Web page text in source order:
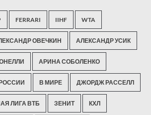
FERRARI IIHF WTA
ОВЕЧКИН АЛЕКСАНДР УСИК
АРИНА СОБОЛЕНКО
В МИРЕ ДЖОРДЖ РАССЕЛЛ
ЛИГА ВТБ ЗЕНИТ КХЛ